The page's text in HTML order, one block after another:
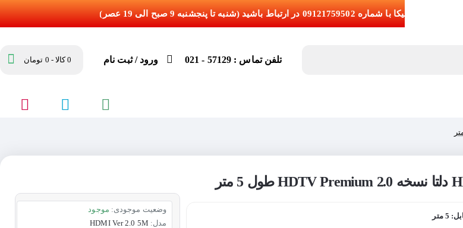
تلفن تماس : 57129 - 021 ورود / ثبت نام 0 کالا - 0 تومان
متر
وضعیت موجودی: موجود
مدل: HDMI Ver 2.0 5M